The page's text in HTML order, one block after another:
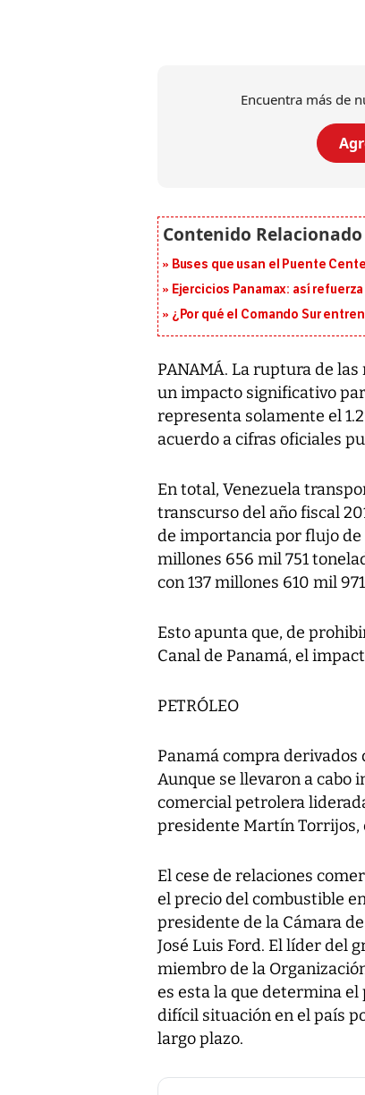
Encuentra más de
Buses que usan el Puente
Ejercicios Panamax: así
¿Por qué el Comando Sur
PANAMÁ. La ruptura de
un impacto significativo
representa solamente el
acuerdo a cifras oficiales
En total, Venezuela
transcurso del año fiscal
de importancia por flujo de
millones 656 mil 751
con 137 millones 610 mil
Esto apunta que, de
Canal de Panamá, el
PETRÓLEO
Panamá compra
Aunque se llevaron a cabo
comercial petrolera
presidente Martín Torrijos,
El cese de relaciones
el precio del combustible
presidente de la Cámara
José Luis Ford. El líder del
miembro de la
es esta la que determina
difícil situación en el país
largo plazo.